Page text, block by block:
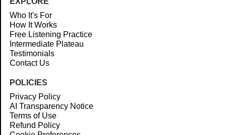
Who It's For
How It Works
Free Listening Practice
Intermediate Plateau
Testimonials
Contact Us
POLICIES
Privacy Policy
AI Transparency Notice
Terms of Use
Refund Policy